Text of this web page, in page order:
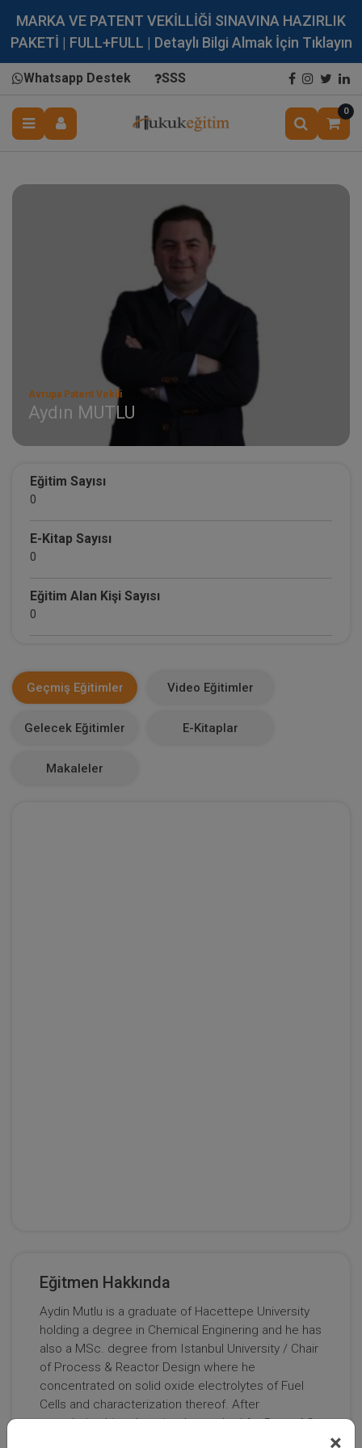
MARKA VE PATENT VEKİLLİĞİ SINAVINA HAZIRLIK
PAKETİ | FULL+FULL | Detaylı Bilgi Almak İçin Tıklayın
Whatsapp Destek SSS
0
Avrupa Patent Vekili
Aydın MUTLU
Eğitim Sayısı
0
E-Kitap Sayısı
0
Eğitim Alan Kişi Sayısı
0
0
0
Geçmiş Eğitimler Video Eğitimler
Gelecek Eğitimler E-Kitaplar
Makaleler
Eğitmen Hakkında
Aydin Mutlu is a graduate of Hacettepe University
holding a degree in Chemical Enginering and he has
also a MSc. degree from Istanbul University / Chair
of Process & Reactor Design where he
concentrated on solid oxide electrolytes of Fuel
Cells and characterization thereof. After
completing his education, he worked for Bayer AG